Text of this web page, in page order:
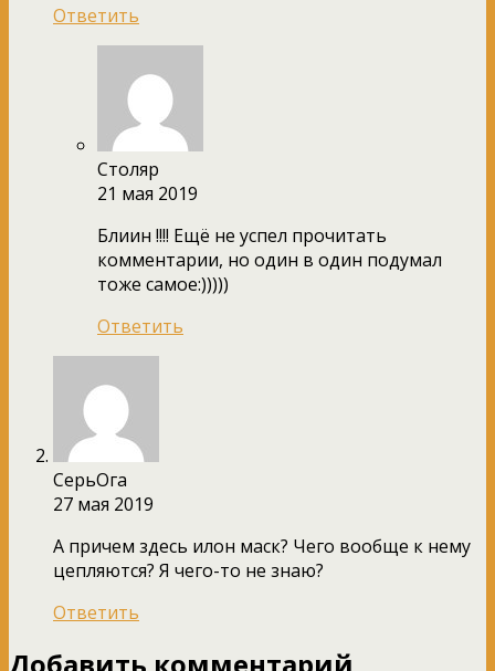
Ответить
Столяр
21 мая 2019
Блиин !!!! Ещё не успел прочитать
комментарии, но один в один подумал
тоже самое:)))))
Ответить
СерьОга
27 мая 2019
А причем здесь илон маск? Чего вообще к нему
цепляются? Я чего-то не знаю?
Ответить